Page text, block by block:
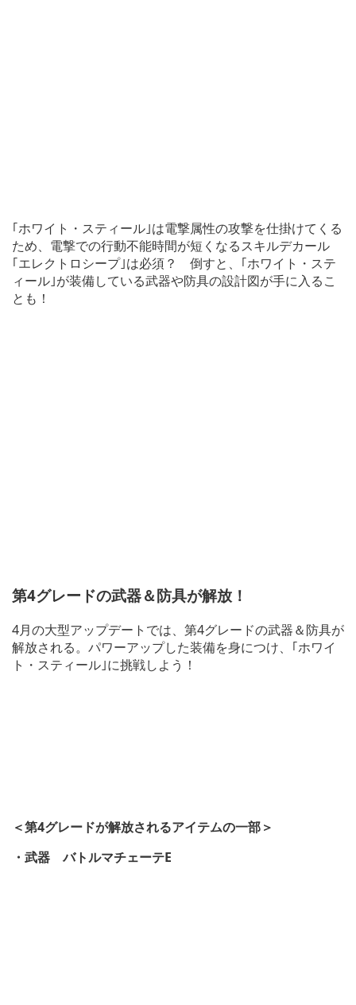
｢ホワイト・スティール｣は電撃属性の攻撃を仕掛けてくる
ため、電撃での行動不能時間が短くなるスキルデカール
｢エレクトロシープ｣は必須？ 倒すと、｢ホワイト・ステ
ィール｣が装備している武器や防具の設計図が手に入るこ
とも！
第4グレードの武器＆防具が解放！
4月の大型アップデートでは、第4グレードの武器＆防具が
解放される。パワーアップした装備を身につけ、｢ホワイ
ト・スティール｣に挑戦しよう！
＜第4グレードが解放されるアイテムの一部＞
・武器 バトルマチェーテE